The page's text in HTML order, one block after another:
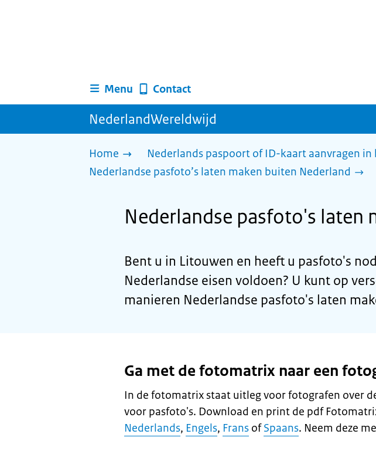
Menu Contact
NederlandWereldwijd
Home
Nederlands paspoort of ID-kaart aanvragen
Nederlandse pasfoto’s laten maken buiten Nederland
Nederlandse pasfoto's laten
Bent u in Litouwen en heeft u pasfoto's
Nederlandse eisen voldoen? U kunt op
manieren Nederlandse pasfoto's laten
Ga met de fotomatrix naar een
In de fotomatrix staat uitleg voor fotografen over
voor pasfoto's. Download en print de pdf
Nederlands, Engels, Frans ofSpaans. Neem deze